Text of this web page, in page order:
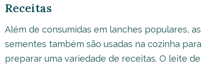
Receitas
Além de consumidas em lanches populares, as
sementes também são usadas ​​na cozinha para
preparar uma variedade de receitas. O leite de